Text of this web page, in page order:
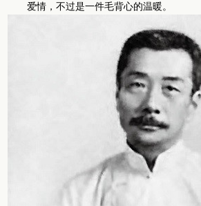
爱情，不过是一件毛背心的温暖。